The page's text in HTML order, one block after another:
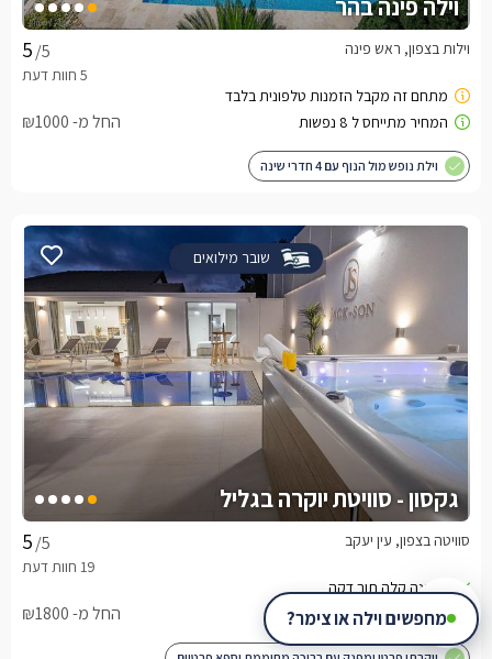
וילה פינה בהר
/5 וילות בצפון, ראש פינה
החל מ- ₪1000
וילת נופש מול הנוף עם 4 חדרי שינה
שובר מילואים
גקסון - סוויטת יוקרה בגליל
/5 סוויטה בצפון, עין יעקב
החל מ- ₪1800 מחפשים וילה או צימר?